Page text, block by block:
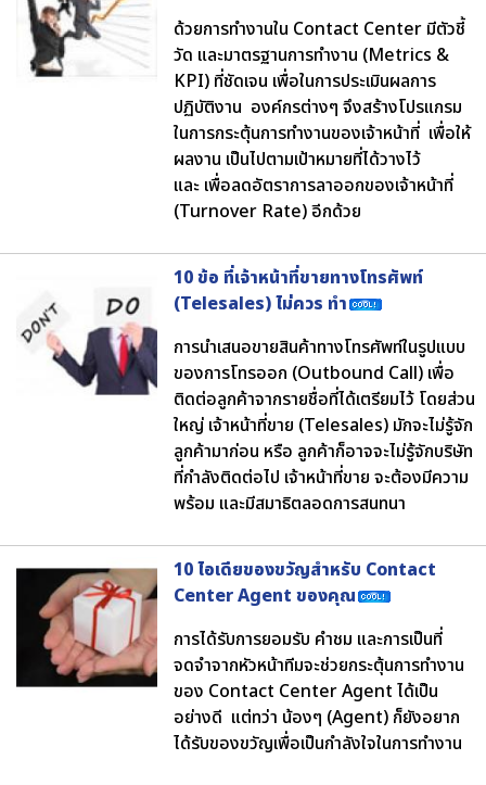
ด้วยการทำงานใน Contact Center มีตัวชี้
วัด และมาตรฐานการทำงาน (Metrics &
KPI) ที่ชัดเจน เพื่อในการประเมินผลการ
ปฏิบัติงาน องค์กรต่างๆ จึงสร้างโปรแกรม
ในการกระตุ้นการทำงานของเจ้าหน้าที่ เพื่อให้
ผลงาน เป็นไปตามเป้าหมายที่ได้วางไว้
และ เพื่อลดอัตราการลาออกของเจ้าหน้าที่
(Turnover Rate) อีกด้วย
10 ข้อ ที่เจ้าหน้าที่ขายทางโทรศัพท์
(Telesales) ไม่ควร ทำ
การนำเสนอขายสินค้าทางโทรศัพท์ในรูปแบบ
ของการโทรออก (Outbound Call) เพื่อ
ติดต่อลูกค้าจากรายชื่อที่ได้เตรียมไว้ โดยส่วน
ใหญ่ เจ้าหน้าที่ขาย (Telesales) มักจะไม่รู้จัก
ลูกค้ามาก่อน หรือ ลูกค้าก็อาจจะไม่รู้จักบริษัท
ที่กำลังติดต่อไป เจ้าหน้าที่ขาย จะต้องมีความ
พร้อม และมีสมาธิตลอดการสนทนา
10 ไอเดียของขวัญสำหรับ Contact
Center Agent ของคุณ
การได้รับการยอมรับ คำชม และการเป็นที่
จดจำจากหัวหน้าทีมจะช่วยกระตุ้นการทำงาน
ของ Contact Center Agent ได้เป็น
อย่างดี แต่ทว่า น้องๆ (Agent) ก็ยังอยาก
ได้รับของขวัญเพื่อเป็นกำลังใจในการทำงาน